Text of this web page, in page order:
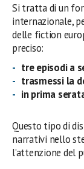
Si tratta di un
internazionale,
delle fiction
preciso:
tre episodi a
trasmessi la
in prima
Questo tipo di
narrativi nello
l’attenzione del